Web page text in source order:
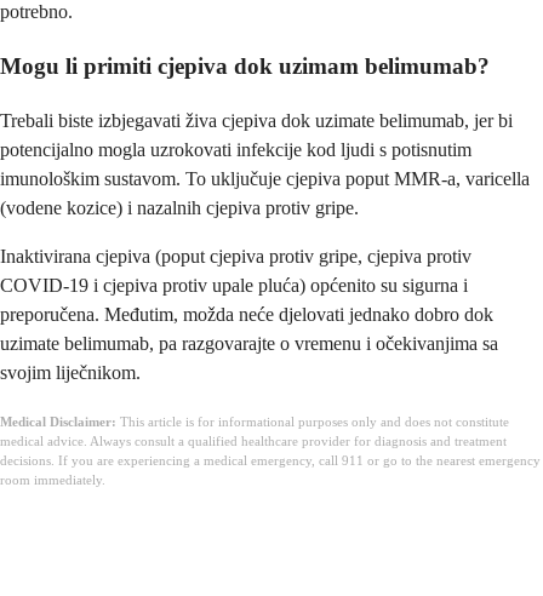
potrebno.
Mogu li primiti cjepiva dok uzimam belimumab?
Trebali biste izbjegavati živa cjepiva dok uzimate belimumab, jer bi
potencijalno mogla uzrokovati infekcije kod ljudi s potisnutim
imunološkim sustavom. To uključuje cjepiva poput MMR-a, varicella
(vodene kozice) i nazalnih cjepiva protiv gripe.
Inaktivirana cjepiva (poput cjepiva protiv gripe, cjepiva protiv
COVID-19 i cjepiva protiv upale pluća) općenito su sigurna i
preporučena. Međutim, možda neće djelovati jednako dobro dok
uzimate belimumab, pa razgovarajte o vremenu i očekivanjima sa
svojim liječnikom.
Medical Disclaimer: This article is for informational purposes only and does not constitute
medical advice. Always consult a qualified healthcare provider for diagnosis and treatment
decisions. If you are experiencing a medical emergency, call 911 or go to the nearest emergency
room immediately.